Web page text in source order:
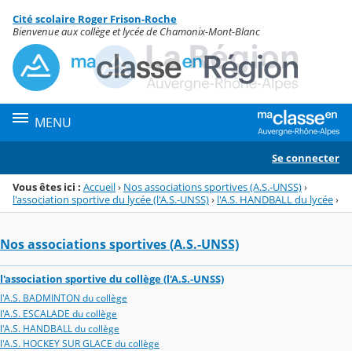
Menu de la rubrique
Contenu
Cité scolaire Roger Frison-Roche
Bienvenue aux collège et lycée de Chamonix-Mont-Blanc
MENU
Se connecter
Vous êtes ici : Accueil› Nos associations sportives (A.S.-UNSS)›
l'association sportive du lycée (l'A.S.-UNSS)› l'A.S. HANDBALL du lycée›
Nos associations sportives (A.S.-UNSS)
l'association sportive du collège (l'A.S.-UNSS)
l'A.S. BADMINTON du collège
l'A.S. ESCALADE du collège
l'A.S. HANDBALL du collège
l'A.S. HOCKEY SUR GLACE du collège